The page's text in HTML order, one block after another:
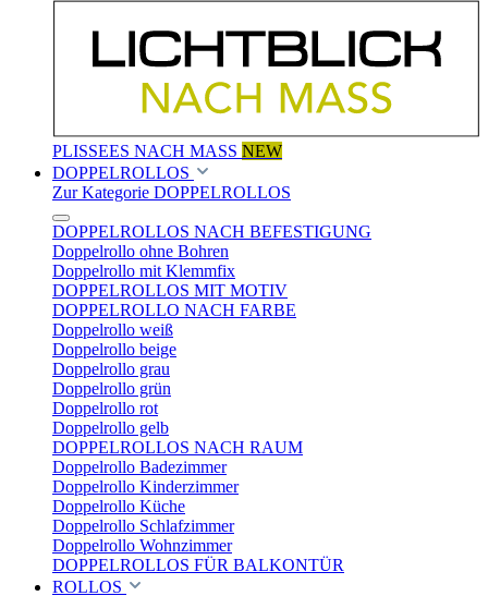
PLISSEES NACH MASS NEW
DOPPELROLLOS
Zur Kategorie DOPPELROLLOS
DOPPELROLLOS NACH BEFESTIGUNG
Doppelrollo ohne Bohren
Doppelrollo mit Klemmfix
DOPPELROLLOS MIT MOTIV
DOPPELROLLO NACH FARBE
Doppelrollo weiß
Doppelrollo beige
Doppelrollo grau
Doppelrollo grün
Doppelrollo rot
Doppelrollo gelb
DOPPELROLLOS NACH RAUM
Doppelrollo Badezimmer
Doppelrollo Kinderzimmer
Doppelrollo Küche
Doppelrollo Schlafzimmer
Doppelrollo Wohnzimmer
DOPPELROLLOS FÜR BALKONTÜR
ROLLOS